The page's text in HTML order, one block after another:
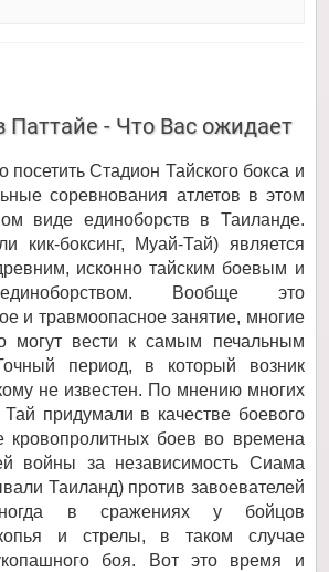
Паттайе - Что Вас ожидает
Стадион Тайского бокса и
соревнования атлетов в этом
виде единоборств в Таиланде.
кик-боксинг, Муай-Тай) является
исконно тайским боевым и
Вообще это
и травмоопасное занятие, многие
могут вести к самым печальным
период, в который возник
не известен. По мнению многих
придумали в качестве боевого
кровопролитных боев во времена
войны за независимость Сиама
Таиланд) против завоевателей
в сражениях у бойцов
копья и стрелы, в таком случае
боя. Вот это время и